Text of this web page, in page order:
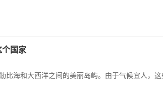
个国家
海和大西洋之间的美丽岛屿。由于气候宜人，这